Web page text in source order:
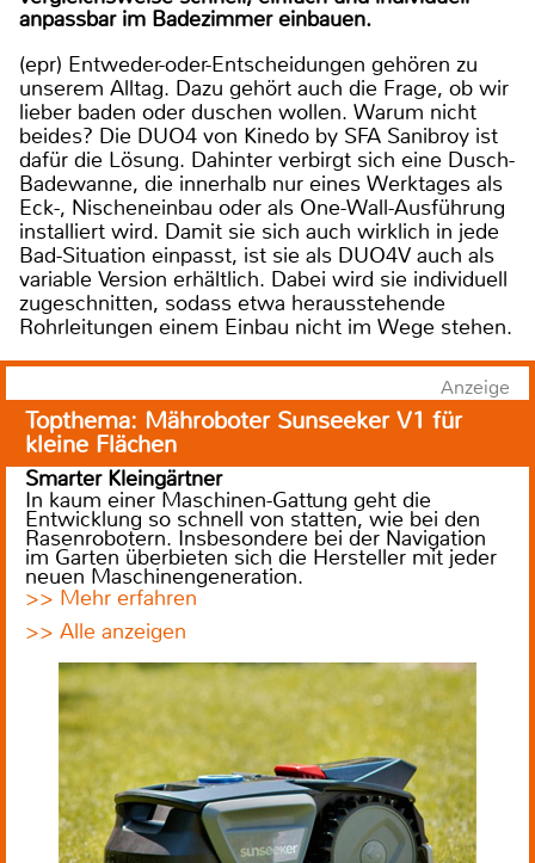
anpassbar im Badezimmer einbauen.
(epr) Entweder-oder-Entscheidungen gehören zu
unserem Alltag. Dazu gehört auch die Frage, ob wir
lieber baden oder duschen wollen. Warum nicht
beides? Die DUO4 von Kinedo by SFA Sanibroy ist
dafür die Lösung. Dahinter verbirgt sich eine Dusch-
Badewanne, die innerhalb nur eines Werktages als
Eck-, Nischeneinbau oder als One-Wall-Ausführung
installiert wird. Damit sie sich auch wirklich in jede
Bad-Situation einpasst, ist sie als DUO4V auch als
variable Version erhältlich. Dabei wird sie individuell
zugeschnitten, sodass etwa herausstehende
Rohrleitungen einem Einbau nicht im Wege stehen.
Anzeige
Topthema: Mähroboter Sunseeker V1 für
kleine Flächen
Smarter Kleingärtner
In kaum einer Maschinen-Gattung geht die
Entwicklung so schnell von statten, wie bei den
Rasenrobotern. Insbesondere bei der Navigation
im Garten überbieten sich die Hersteller mit jeder
neuen Maschinengeneration.
>> Mehr erfahren
>> Alle anzeigen